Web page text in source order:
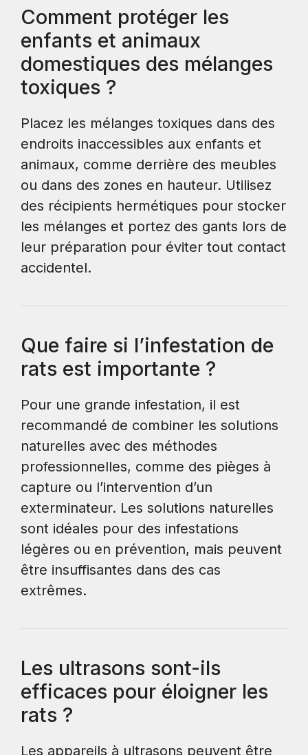
Comment protéger les
enfants et animaux
domestiques des mélanges
toxiques ?
Placez les mélanges toxiques dans des
endroits inaccessibles aux enfants et
animaux, comme derrière des meubles
ou dans des zones en hauteur. Utilisez
des récipients hermétiques pour stocker
les mélanges et portez des gants lors de
leur préparation pour éviter tout contact
accidentel.
Que faire si l’infestation de
rats est importante ?
Pour une grande infestation, il est
recommandé de combiner les solutions
naturelles avec des méthodes
professionnelles, comme des pièges à
capture ou l’intervention d’un
exterminateur. Les solutions naturelles
sont idéales pour des infestations
légères ou en prévention, mais peuvent
être insuffisantes dans des cas
extrêmes.
Les ultrasons sont-ils
efficaces pour éloigner les
rats ?
Les appareils à ultrasons peuvent être